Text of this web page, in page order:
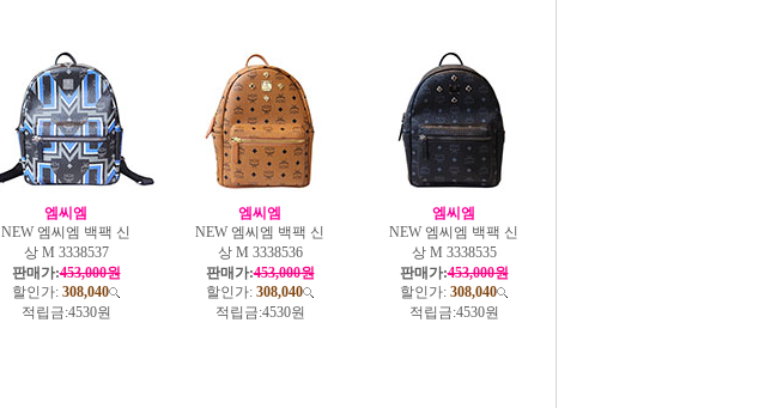
엠씨엠
NEW 엠씨엠 백팩 신
상 M 3338537
판매가:453,000원
할인가: 308,040
적립금:4530원
엠씨엠
NEW 엠씨엠 백팩 신
상 M 3338536
판매가:453,000원
할인가: 308,040
적립금:4530원
엠씨엠
NEW 엠씨엠 백팩 신
상 M 3338535
판매가:453,000원
할인가: 308,040
적립금:4530원